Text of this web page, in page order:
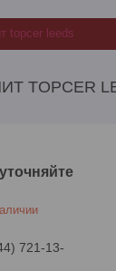
topcer leeds
TOPCER
721-13-